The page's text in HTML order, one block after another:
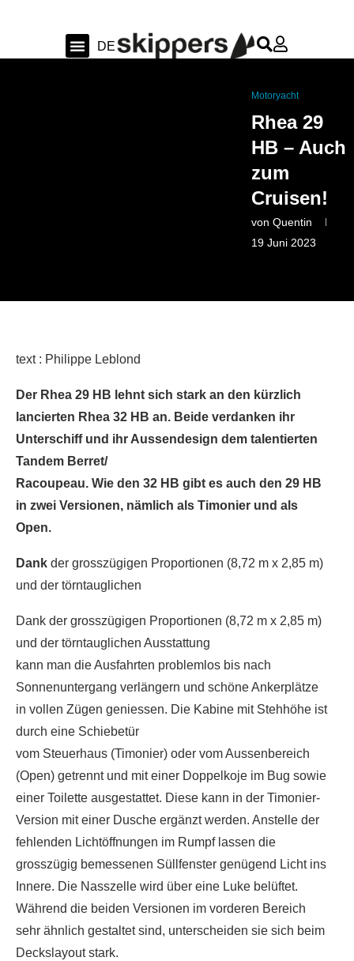
DE
EN
Motoryacht
Rhea 29
HB – Auch
zum
Cruisen!
von Quentin
19 Juni 2023
text : Philippe Leblond
Der Rhea 29 HB lehnt sich stark an den kürzlich
lancierten Rhea 32 HB an. Beide verdanken ihr
Unterschiff und ihr Aussendesign dem talentierten
Tandem Berret/
Racoupeau. Wie den 32 HB gibt es auch den 29 HB
in zwei Versionen, nämlich als Timonier und als
Open.
Dank der grosszügigen Proportionen (8,72 m x 2,85 m)
und der törntauglichen
Dank der grosszügigen Proportionen (8,72 m x 2,85 m)
und der törntauglichen Ausstattung
kann man die Ausfahrten problemlos bis nach
Sonnenuntergang verlängern und schöne Ankerplätze
in vollen Zügen geniessen. Die Kabine mit Stehhöhe ist
durch eine Schiebetür
vom Steuerhaus (Timonier) oder vom Aussenbereich
(Open) getrennt und mit einer Doppelkoje im Bug sowie
einer Toilette ausgestattet. Diese kann in der Timonier-
Version mit einer Dusche ergänzt werden. Anstelle der
fehlenden Lichtöffnungen im Rumpf lassen die
grosszügig bemessenen Süllfenster genügend Licht ins
Innere. Die Nasszelle wird über eine Luke belüftet.
Während die beiden Versionen im vorderen Bereich
sehr ähnlich gestaltet sind, unterscheiden sie sich beim
Deckslayout stark.